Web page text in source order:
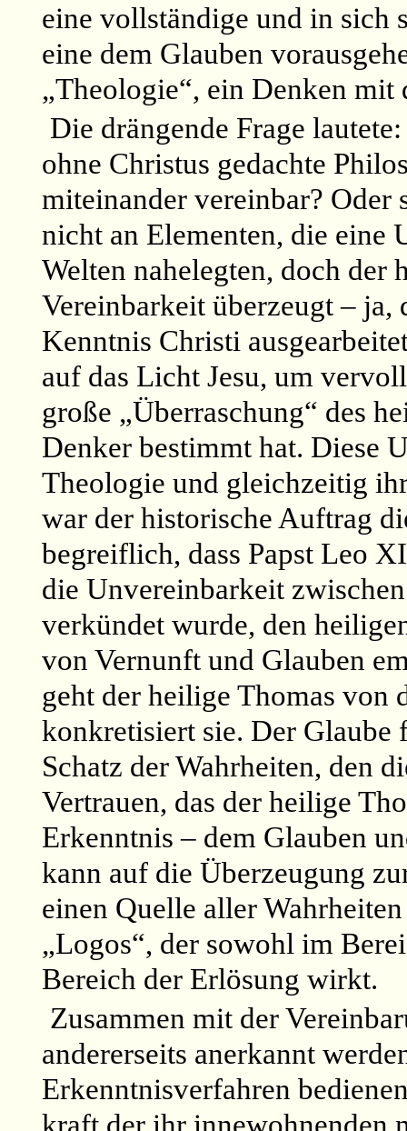
eine vollständige und in sich
eine dem Glauben
„Theologie“, ein Denken
Die drängende Frage
ohne Christus gedachte
miteinander vereinbar? Oder
nicht an Elementen, die eine
Welten nahelegten, doch der
Vereinbarkeit überzeugt –
Kenntnis Christi
auf das Licht Jesu, um
große „Überraschung“ des
Denker bestimmt hat. Diese
Theologie und gleichzeitig
war der historische Auftrag
begreiflich, dass Papst Leo
die Unvereinbarkeit
verkündet wurde, den
von Vernunft und Glauben
geht der heilige Thomas von
konkretisiert sie. Der Glaube
Schatz der Wahrheiten, den
Vertrauen, das der heilige
Erkenntnis – dem Glauben
kann auf die Überzeugung
einen Quelle aller
„Logos“, der sowohl im
Bereich der Erlösung wirkt.
Zusammen mit der
andererseits anerkannt
Erkenntnisverfahren